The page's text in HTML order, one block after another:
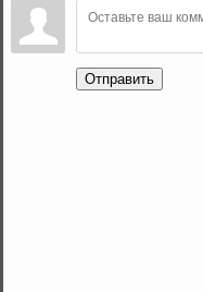
Отправить